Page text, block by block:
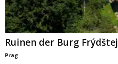
Ruinen der Burg
Prag